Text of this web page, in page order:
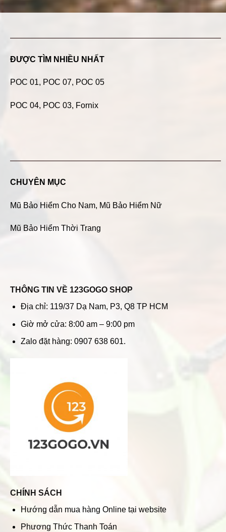
ĐƯỢC TÌM NHIỀU NHẤT
POC 01, POC 07, POC 05
POC 04, POC 03, Fornix
CHUYÊN MỤC
Mũ Bảo Hiểm Cho Nam, Mũ Bảo Hiểm Nữ
Mũ Bảo Hiểm Thời Trang
THÔNG TIN VỀ 123GOGO SHOP
Địa chỉ: 119/37 Dạ Nam, P3, Q8 TP HCM
Giờ mở cửa: 8:00 am – 9:00 pm
Zalo đặt hàng: 0907 638 601.
CHÍNH SÁCH
Hướng dẫn mua hàng Online tại website
Phương Thức Thanh Toán